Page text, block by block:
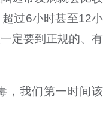
过6小时甚至12小
定要到正规的、有
，我们第一时间该